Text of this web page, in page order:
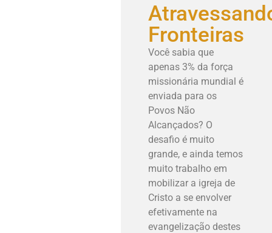
Fronteiras
Você sabia que
apenas 3% da força
missionária mundial é
enviada para os
Povos Não
Alcançados? O
desafio é muito
grande, e ainda temos
muito trabalho em
mobilizar a igreja de
Cristo a se envolver
efetivamente na
evangelização destes